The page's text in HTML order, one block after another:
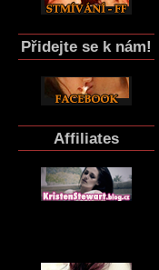
Přidejte se k nám!
Affiliates